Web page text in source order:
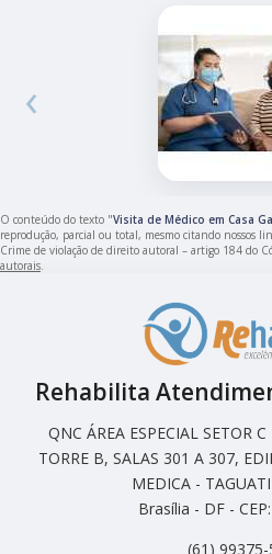
‹
O conteúdo do texto "Visita de Médico em Casa
reprodução, parcial ou total, mesmo citando nossos
Crime de violação de direito autoral – artigo 184 do
autorais
Rehabilita
QNC ÁREA ESPECIAL SETOR
TORRE B, SALAS 301 A 307,
MEDICA -
Brasília - DF -
(61)